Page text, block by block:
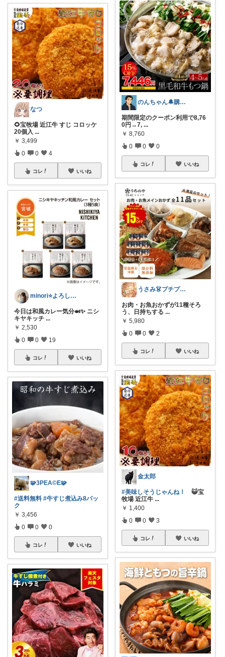
なつ
🌻宝牧場 近江牛 すじ コロッケ
20個入 ...
￥ 3,499
0 0 4
コレ いいね
minori⭐️よろしくお願いします💕
今日は和風カレー気分🍛✨ ニシ
キヤキッチ ...
￥ 2,530
0 0 19
コレ いいね
🧩3PEA©️E🧩
#送料無料 #牛すじ煮込み8パッ
ク
￥ 3,456
0 0 0
コレ いいね
のんちゃん🔔購入感謝です✨
期間限定のクーポン利用で8,76
0円→7, ...
￥ 8,760
0 0 0
コレ いいね
うさみ👗プチプラで叶える大人コーデ
お肉・お魚おかずが11種そろ
う、日持ちする ...
￥ 5,980
0 0 2
コレ いいね
金太郎
#美味しそうじゃんね！
😺宝
牧場 近江牛 ...
￥ 1,400
0 0 3
コレ いいね